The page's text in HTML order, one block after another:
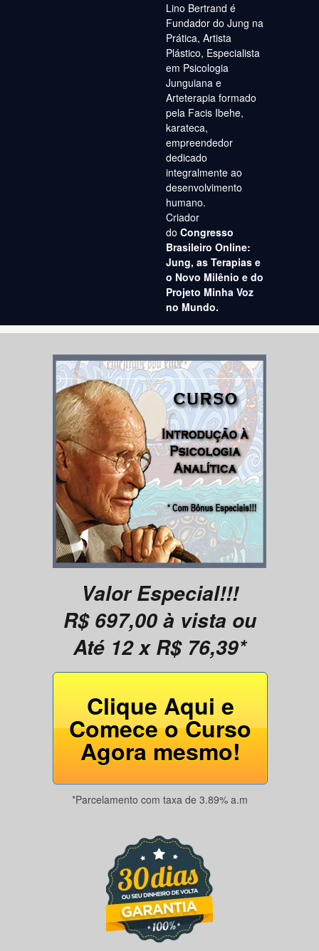
Lino Bertrand é
Fundador do Jung na
Prática, Artista
Plástico, Especialista
em Psicologia
Junguiana e
Arteterapia formado
pela Facis Ibehe,
karateca,
empreendedor
dedicado
integralmente ao
desenvolvimento
humano.
Criador
do Congresso
Brasileiro Online:
Jung, as Terapias e
o Novo Milênio e do
Projeto Minha Voz
no Mundo.
Valor Especial!!!
R$ 697,00 à vista ou
Até 12 x R$ 76,39*
Clique Aqui e
Comece o Curso
Agora mesmo!
*Parcelamento com taxa de 3.89% a.m